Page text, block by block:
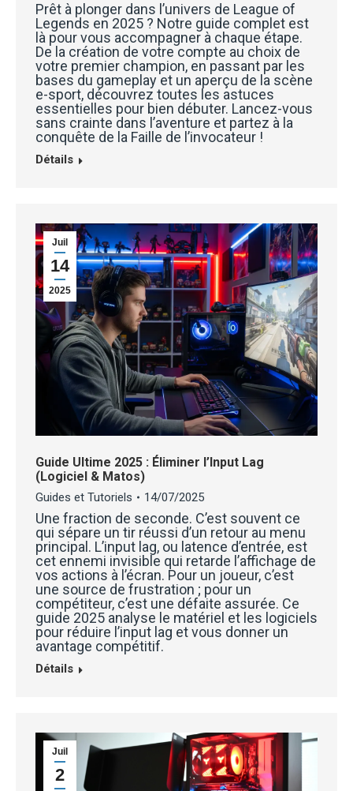
Prêt à plonger dans l’univers de League of
Legends en 2025 ? Notre guide complet est
là pour vous accompagner à chaque étape.
De la création de votre compte au choix de
votre premier champion, en passant par les
bases du gameplay et un aperçu de la scène
e-sport, découvrez toutes les astuces
essentielles pour bien débuter. Lancez-vous
sans crainte dans l’aventure et partez à la
conquête de la Faille de l’invocateur !
Détails
Juil
14
2025
Guide Ultime 2025 : Éliminer l’Input Lag
(Logiciel & Matos)
Guides et Tutoriels 14/07/2025
Une fraction de seconde. C’est souvent ce
qui sépare un tir réussi d’un retour au menu
principal. L’input lag, ou latence d’entrée, est
cet ennemi invisible qui retarde l’affichage de
vos actions à l’écran. Pour un joueur, c’est
une source de frustration ; pour un
compétiteur, c’est une défaite assurée. Ce
guide 2025 analyse le matériel et les logiciels
pour réduire l’input lag et vous donner un
avantage compétitif.
Détails
Juil
2